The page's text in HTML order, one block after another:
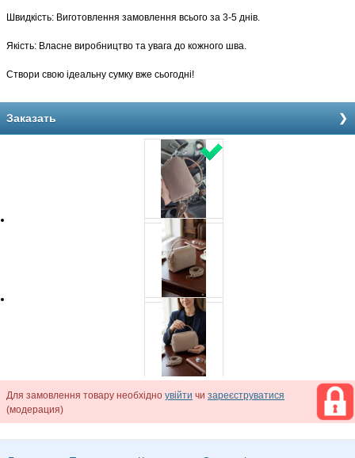
​Швидкість: Виготовлення замовлення всього за 3-5 днів.
​Якість: Власне виробництво та увага до кожного шва.
​Створи свою ідеальну сумку вже сьогодні!
Заказать
Для замовлення товару необхідно увійти чи зареєструватися
(модерация)